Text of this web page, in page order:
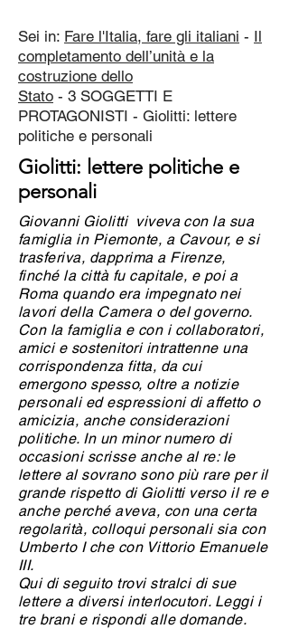
Sei in: Fare l'Italia, fare gli italiani - Il
completamento dell’unità e la
costruzione dello
Stato - 3 SOGGETTI E
PROTAGONISTI - Giolitti: lettere
politiche e personali
Giolitti: lettere politiche e
personali
Giovanni Giolitti viveva con la sua
famiglia in Piemonte, a Cavour, e si
trasferiva, dapprima a Firenze,
finché la città fu capitale, e poi a
Roma quando era impegnato nei
lavori della Camera o del governo.
Con la famiglia e con i collaboratori,
amici e sostenitori intrattenne una
corrispondenza fitta, da cui
emergono spesso, oltre a notizie
personali ed espressioni di affetto o
amicizia, anche considerazioni
politiche. In un minor numero di
occasioni scrisse anche al re: le
lettere al sovrano sono più rare per il
grande rispetto di Giolitti verso il re e
anche perché aveva, con una certa
regolarità, colloqui personali sia con
Umberto I che con Vittorio Emanuele
III.
Qui di seguito trovi stralci di sue
lettere a diversi interlocutori. Leggi i
tre brani e rispondi alle domande.